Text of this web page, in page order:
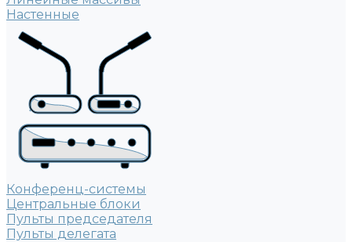
Настенные
Конференц-системы
Центральные блоки
Пульты председателя
Пульты делегата